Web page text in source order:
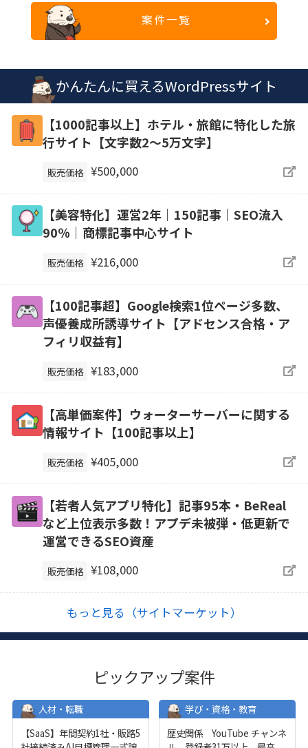
案件一覧
かんたんに買えるWordPressサイト
【1000記事以上】ホテル・旅館に特化した旅
行サイト【文字数2〜5万文字】
販売価格 ¥500,000
【美容特化】運営2年｜150記事｜SEO流入
90％｜商標記事中心サイト
販売価格 ¥216,000
【100記事超】Google検索1位ページ多数、
声優養成所誘導サイト【アドセンス合格・ア
フィリ収益有】
販売価格 ¥183,000
【高単価案件】ウォーターサーバーに関する
情報サイト【100記事以上】
販売価格 ¥405,000
【若者人気アプリ特化】記事95本・BeReal
など上位表示多数！アプデ未被弾・低更新で
運営できるSEO資産
販売価格 ¥108,000
もっと見る（サイトマーケット）
ピックアップ案件
人材・転職
【SaaS】年間契約1社・販路5
学び・資格・教育
歴史関係 YouTube チャンネ